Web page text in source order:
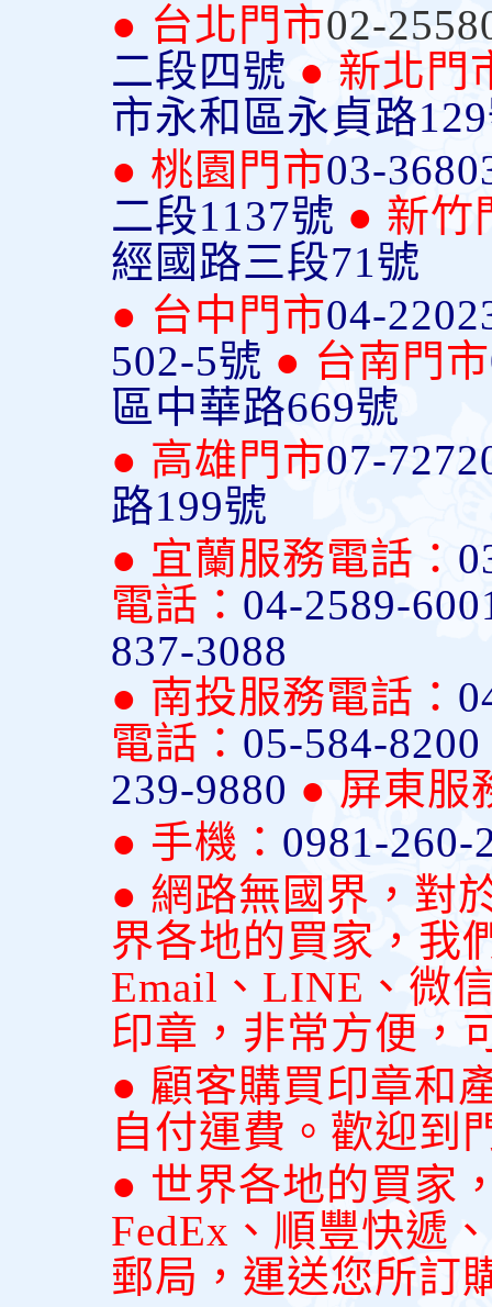
● 台北門市02-
二段四號 ● 新北門
市永和區永貞路
● 桃園門市03-
二段1137號 ● 新竹
經國路三段71號
● 台中門市04-
502-5號 ● 台南門市
區中華路669號
● 高雄門市07-
路199號
● 宜蘭服務電話：
電話： 04-2589-
837-3088
● 南投服務電話：
電話： 05-584-8200
239-9880 ● 屏東服
● 手機： 0981-260-
● 網路無國界，對
界各地的買家，我
Email、LINE、微
印章，非常方便，
● 顧客購買印章和
自付運費。歡迎到
● 世界各地的買家
FedEx、順豐快遞
郵局，運送您所訂